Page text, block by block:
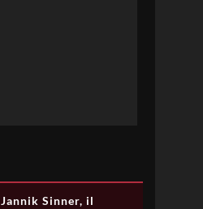
Jannik Sinner, il